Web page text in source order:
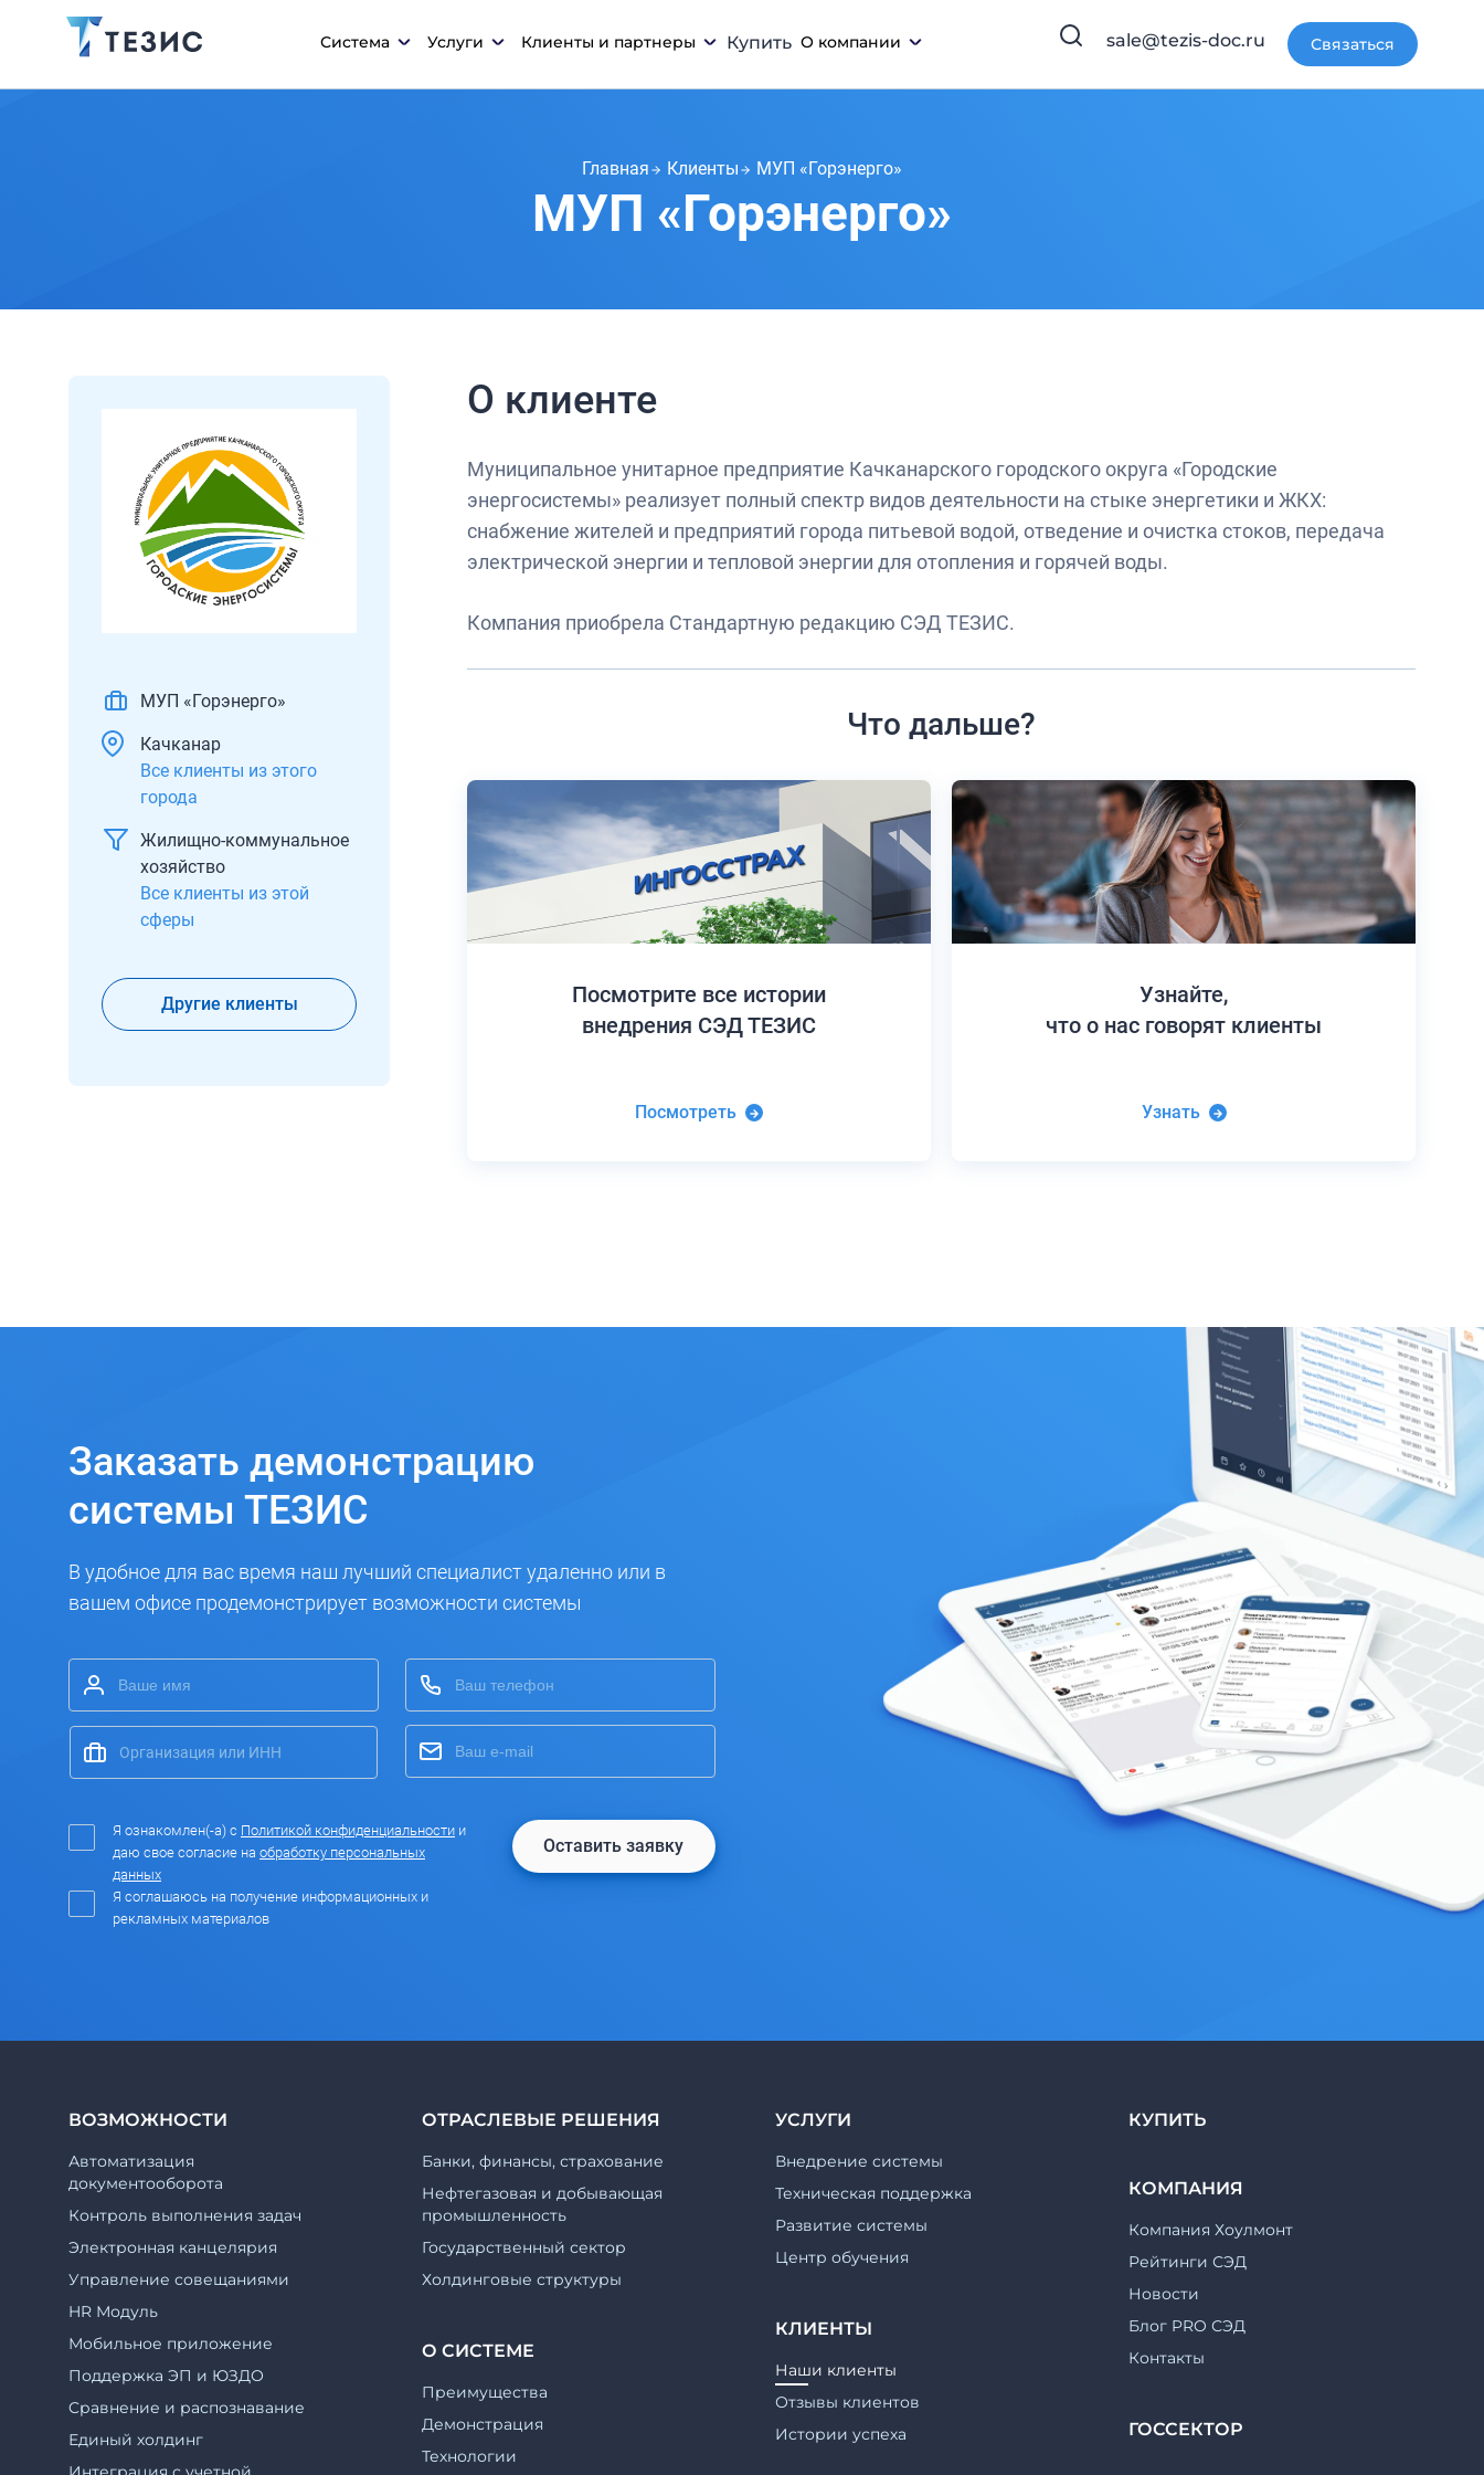
Система Услуги Клиенты и партнеры Купить О компании sale@tezis-doc.ru Связаться
Главная Клиенты МУП «Горэнерго»
МУП «Горэнерго»
МУП «Горэнерго»
Качканар
Все клиенты из этого
города
Жилищно-коммунальное
хозяйство
Все клиенты из этой
сферы
Другие клиенты
О клиенте
Муниципальное унитарное предприятие Качканарского городского округа «Городские
энергосистемы» реализует полный спектр видов деятельности на стыке энергетики и ЖКХ:
снабжение жителей и предприятий города питьевой водой, отведение и очистка стоков, передача
электрической энергии и тепловой энергии для отопления и горячей воды.
Компания приобрела Стандартную редакцию СЭД ТЕЗИС.
Что дальше?
Посмотрите все истории
внедрения СЭД ТЕЗИС
Посмотреть
Узнайте,
что о нас говорят клиенты
Узнать
Заказать демонстрацию
системы ТЕЗИС
В удобное для вас время наш лучший специалист удаленно или в
вашем офисе продемонстрирует возможности системы
Я ознакомлен(-а) с Политикой конфиденциальности и
даю свое согласие на обработку персональных
данных
Я соглашаюсь на получение информационных и
рекламных материалов
Оставить заявку
ВОЗМОЖНОСТИ
Автоматизация
документооборота
Контроль выполнения задач
Электронная канцелярия
Управление совещаниями
HR Модуль
Мобильное приложение
Поддержка ЭП и ЮЗДО
Cравнение и распознавание
Единый холдинг
ОТРАСЛЕВЫЕ РЕШЕНИЯ
Банки, финансы, страхование
Нефтегазовая и добывающая
промышленность
Государственный сектор
Холдинговые структуры
О СИСТЕМЕ
Преимущества
Демонстрация
Технологии
УСЛУГИ
Внедрение системы
Техническая поддержка
Развитие системы
Центр обучения
КЛИЕНТЫ
Наши клиенты
Отзывы клиентов
Истории успеха
КУПИТЬ
КОМПАНИЯ
Компания Хоулмонт
Рейтинги СЭД
Новости
Блог PRO СЭД
Контакты
ГОССЕКТОР